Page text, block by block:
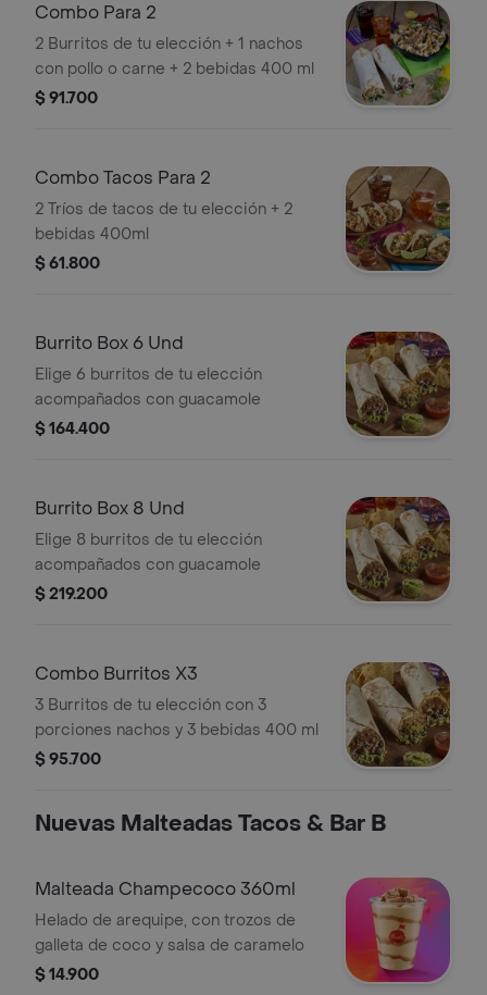
Combo Para 2
2 Burritos de tu elección + 1 nachos
con pollo o carne + 2 bebidas 400 ml
$ 91.700
Combo Tacos Para 2
2 Tríos de tacos de tu elección + 2
bebidas 400ml
$ 61.800
Burrito Box 6 Und
Elige 6 burritos de tu elección
acompañados con guacamole
$ 164.400
Burrito Box 8 Und
Elige 8 burritos de tu elección
acompañados con guacamole
$ 219.200
Combo Burritos X3
3 Burritos de tu elección con 3
porciones nachos y 3 bebidas 400 ml
$ 95.700
Nuevas Malteadas Tacos & Bar B
Malteada Champecoco 360ml
Helado de arequipe, con trozos de
galleta de coco y salsa de caramelo
$ 14.900